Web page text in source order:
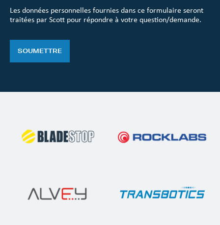
Les données personnelles fournies dans ce formulaire seront
traitées par Scott pour répondre à votre question/demande.
SOUMETTRE